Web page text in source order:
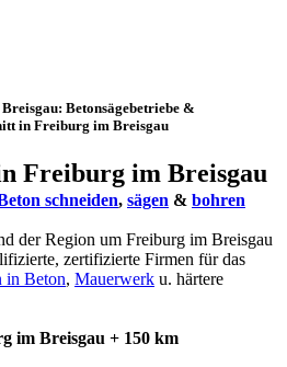
: Betonsägebetriebe &
in Freiburg im Breisgau
Freiburg im Breisgau
schneiden, sägen & bohren
der Region um Freiburg im Breisgau
zertifizierte Firmen für das
in Beton, Mauerwerk u. härtere
im Breisgau + 150 km